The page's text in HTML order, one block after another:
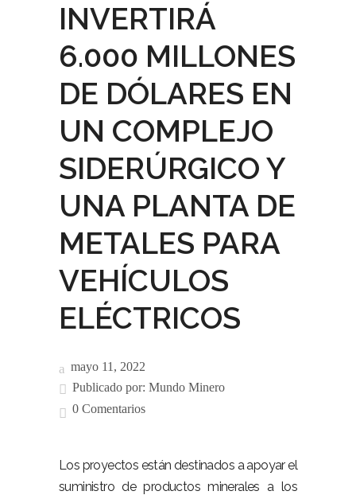
INVERTIRÁ
6.000 MILLONES
DE DÓLARES EN
UN COMPLEJO
SIDERÚRGICO Y
UNA PLANTA DE
METALES PARA
VEHÍCULOS
ELÉCTRICOS
mayo 11, 2022
Publicado por: Mundo Minero
0 Comentarios
Los proyectos están destinados a apoyar el
suministro de productos minerales a los